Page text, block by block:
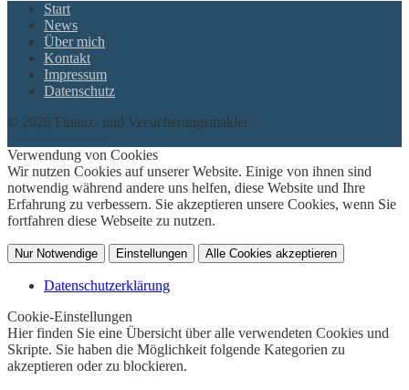
Start
News
Über mich
Kontakt
Impressum
Datenschutz
© 2026 Finanz- und Versicherungsmakler
Verwendung von Cookies
Wir nutzen Cookies auf unserer Website. Einige von ihnen sind
notwendig während andere uns helfen, diese Website und Ihre
Erfahrung zu verbessern. Sie akzeptieren unsere Cookies, wenn Sie
fortfahren diese Webseite zu nutzen.
Nur Notwendige Einstellungen Alle Cookies akzeptieren
Datenschutzerklärung
Cookie-Einstellungen
Hier finden Sie eine Übersicht über alle verwendeten Cookies und
Skripte. Sie haben die Möglichkeit folgende Kategorien zu
akzeptieren oder zu blockieren.